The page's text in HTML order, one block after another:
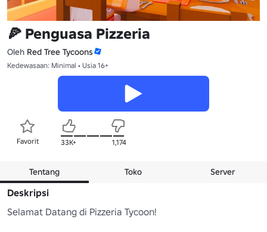
🍕 Penguasa Pizzeria
Oleh Red Tree Tycoons
Kedewasaan: Minimal • Usia 16+
Favorit 33K+ 1,174
Tentang Toko Server
Deskripsi
Selamat Datang di Pizzeria Tycoon!